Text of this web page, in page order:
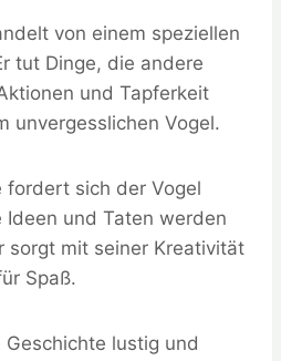
von einem speziellen
tut Dinge, die andere
und Tapferkeit
unvergesslichen Vogel.
fordert sich der Vogel
Ideen und Taten werden
sorgt mit seiner Kreativität
Spaß.
lustig und